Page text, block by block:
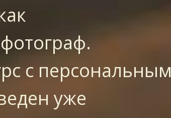
с персональным
уже